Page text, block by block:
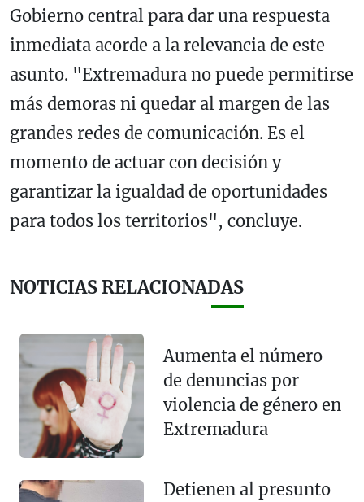
Gobierno central para dar una respuesta
inmediata acorde a la relevancia de este
asunto. "Extremadura no puede permitirse
más demoras ni quedar al margen de las
grandes redes de comunicación. Es el
momento de actuar con decisión y
garantizar la igualdad de oportunidades
para todos los territorios", concluye.
NOTICIAS RELACIONADAS
Aumenta el número
de denuncias por
violencia de género en
Extremadura
Detienen al presunto